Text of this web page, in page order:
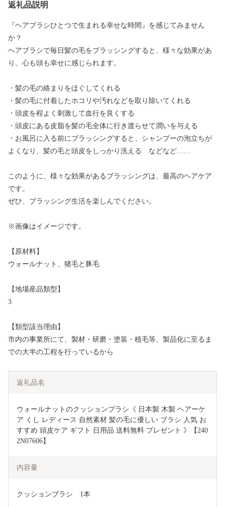
返礼品説明
『ヘアブラシひとつで生まれる幸せな時間』を感じてみません
か？
ヘアブラシで毎日髪の毛をブラッシングすると、様々な効果があ
り、心も頭も幸せに感じられます。
・髪の毛の絡まりをほぐしてくれる
・髪の毛に付着したホコリや汚れなどを取り除いてくれる
・頭皮を程よく刺激して血行を良くする
・頭皮にある皮脂を髪の毛全体に行き渡らせて潤いを与える
・お風呂に入る前にブラッシングすると、シャンプーの泡立ちが
よくなり、髪の毛と頭皮をしっかり洗える などなど……
このように、様々な効果があるブラッシングは、最高のヘアケア
です。
ぜひ、ブラッシング生活を楽しんでください。
※画像はイメージです。
【原材料】
ウォールナット、猪毛と豚毛
【地場産品類型】
3
【類型該当理由】
市内の事業所にて、製材・研磨・塗装・植毛等、製品化に至るま
での大半の工程を行っているから
返礼品名
ウォールナットのクッションブラシ《 日本製 木製 ヘアーケ
ア くし レディース 自然素材 髪の毛に優しい ブラシ 人気 お
すすめ 頭皮ケア ギフト 日用品 送料無料 プレゼント 》【240
2N07606】
内容量
クッションブラシ　1本